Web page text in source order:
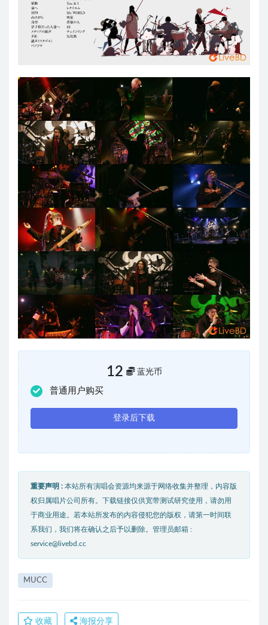
12 蓝光币
普通用户购买
登录后下载
重要声明 : 本站所有演唱会资源均来源于网络收集并整理，内容版
权归属唱片公司所有。下载链接仅供宽带测试研究使用，请勿用
于商业用途。若本站所发布的内容侵犯您的版权，请第一时间联
系我们，我们将在确认之后予以删除。管理员邮箱 :
service@livebd.cc
MUCC
收藏 海报分享